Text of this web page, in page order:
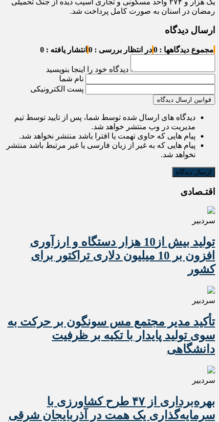
یک هزار و ۲۷۴ واحد مسکونی و تجاری آسیب دیده از جنگ تحمیلی
رمضان در استان به صورت کامل پرداخت شد.
ارسال دیدگاه
مجموع دیدگاهها : 0 در انتظار بررسی : 0 انتشار یافته : 0
دیدگاه خود را اینجا بنویسید
نام شما
پست الکترونیکی
قوانین ارسال دیدگاه
دیدگاه های ارسال شده توسط شما، پس از تایید توسط تیم
مدیریت در وب منتشر خواهد شد.
پیام هایی که حاوی تهمت یا افترا باشد منتشر نخواهد شد.
پیام هایی که به غیر از زبان فارسی یا غیر مرتبط باشد منتشر
نخواهد شد.
اقتـصادی
سردبیر
تولید بیش از10 هزار دستگاه و ارزآوری
افزون بر 10 میلیون دلاری تراکتور برای
کشور
سردبیر
تأکید مدیر مجتمع مس سونگون بر حرکت به
سوی تولید پایدار با تکیه بر ظرفیت
دانشگاهی
سردبیر
بهره‌برداری از ۴۷ طرح کشاورزی با
سرمایه‌گذاری یک همت در آذربایجان شرقی